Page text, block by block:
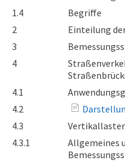
1.4
Begriffe
2
Einteilung
3
4
4.1
4.2
4.3
4.3.1
Allgemeines